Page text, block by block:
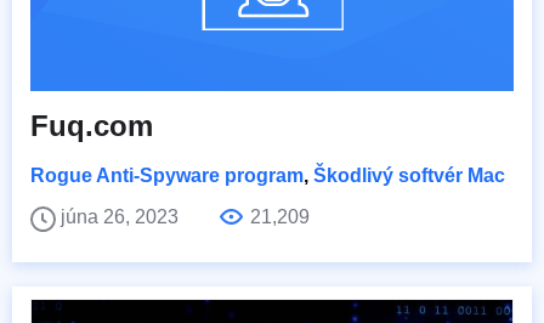
Fuq.com
Rogue Anti-Spyware program, Škodlivý softvér Mac
júna 26, 2023
21,209